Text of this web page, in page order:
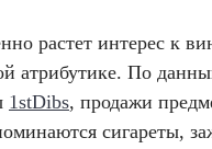
растет интерес к
атрибутике. По
1stDibs, продажи
сигареты,